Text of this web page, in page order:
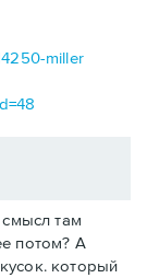
miller
там
потом? А
который